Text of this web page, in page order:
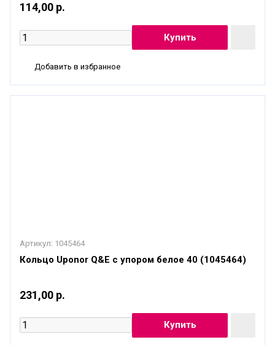
114,00 р.
Добавить в избранное
Артикул: 1045464
Кольцо Uponor Q&E с упором белое 40 (1045464)
231,00 р.